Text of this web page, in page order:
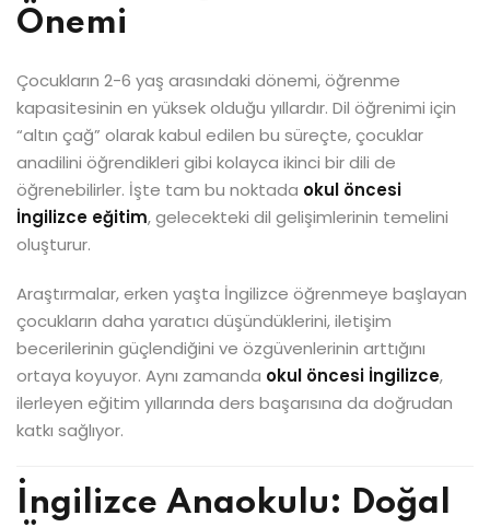
Önemi
Çocukların 2-6 yaş arasındaki dönemi, öğrenme
kapasitesinin en yüksek olduğu yıllardır. Dil öğrenimi için
“altın çağ” olarak kabul edilen bu süreçte, çocuklar
anadilini öğrendikleri gibi kolayca ikinci bir dili de
öğrenebilirler. İşte tam bu noktada okul öncesi
İngilizce eğitim, gelecekteki dil gelişimlerinin temelini
oluşturur.
Araştırmalar, erken yaşta İngilizce öğrenmeye başlayan
çocukların daha yaratıcı düşündüklerini, iletişim
becerilerinin güçlendiğini ve özgüvenlerinin arttığını
ortaya koyuyor. Aynı zamanda okul öncesi İngilizce,
ilerleyen eğitim yıllarında ders başarısına da doğrudan
katkı sağlıyor.
İngilizce Anaokulu: Doğal